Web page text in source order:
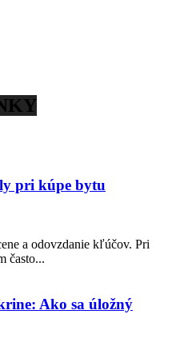
pri kúpe bytu
a odovzdanie kľúčov. Pri
často...
Ako sa úložný